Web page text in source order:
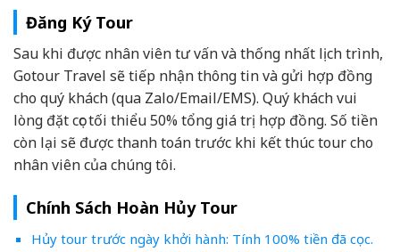
Đăng Ký Tour
Sau khi được nhân viên tư vấn và thống nhất lịch trình,
Gotour Travel sẽ tiếp nhận thông tin và gửi hợp đồng
cho quý khách (qua Zalo/Email/EMS). Quý khách vui
lòng đặt cọc tối thiểu 50% tổng giá trị hợp đồng. Số tiền
còn lại sẽ được thanh toán trước khi kết thúc tour cho
nhân viên của chúng tôi.
Chính Sách Hoàn Hủy Tour
Hủy tour trước ngày khởi hành: Tính 100% tiền đã cọc.